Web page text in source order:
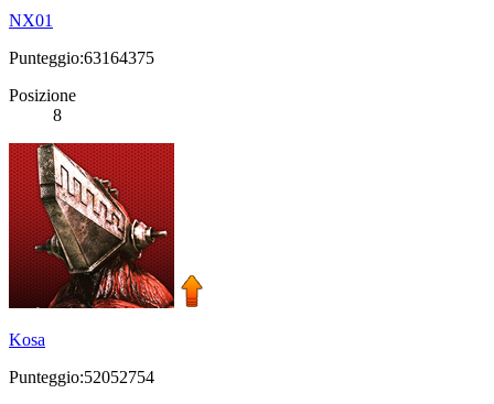
NX01
Punteggio:63164375
Posizione
8
Kosa
Punteggio:52052754